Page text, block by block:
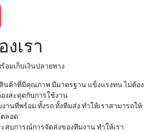
เรา
มเก็บเงินปลายทาง
นค้าที่มีคุณภาพ มีมาตรฐาน แข็งแรงทน ไม่ต้อง
งสะดุดกับการใช้งาน
งานที่พร้อม ทั้งรถ ทั้งทีมส่ง ทำให้เราสามารถให้
ลอด
สบการณ์การจัดส่งของทีมงาน ทำให้เรา